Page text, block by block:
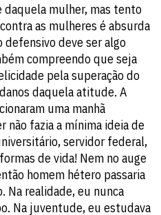
mulher, mas tento
as mulheres é absurda
defensivo deve ser algo
compreendo que seja
pela superação do
daquela atitude. A
uma manhã
não fazia a mínima ideia de
servidor federal,
de vida! Nem no auge
homem hétero passaria
Na realidade, eu nunca
Na juventude, eu estudava